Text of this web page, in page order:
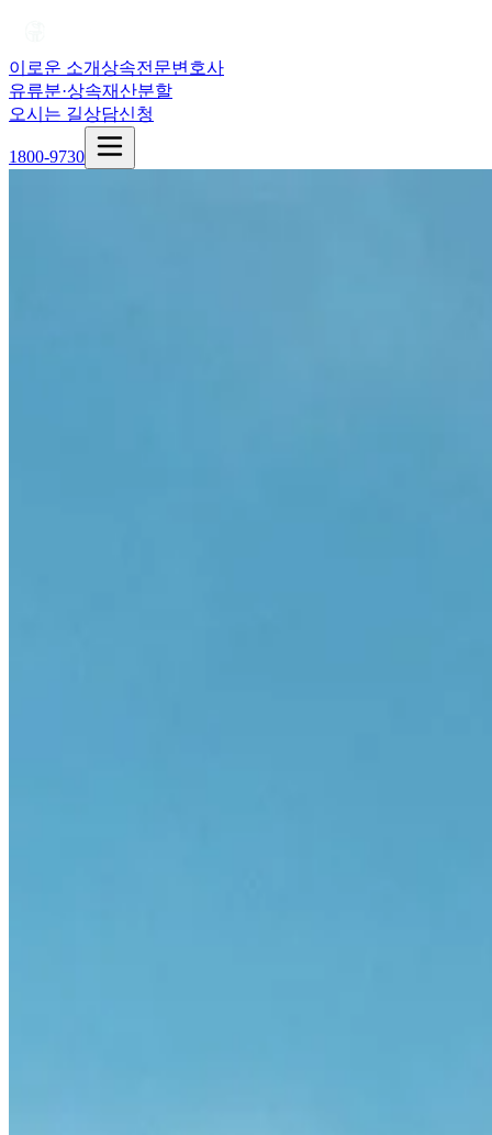
이로운 소개상속전문변호사
유류분·상속재산분할
오시는 길상담신청
1800-9730